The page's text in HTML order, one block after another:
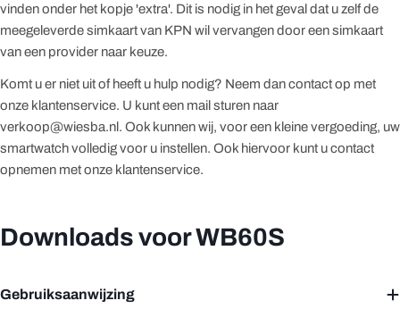
vinden onder het kopje 'extra'. Dit is nodig in het geval dat u zelf de
meegeleverde simkaart van KPN wil vervangen door een simkaart
van een provider naar keuze.
Komt u er niet uit of heeft u hulp nodig? Neem dan contact op met
onze klantenservice. U kunt een mail sturen naar
verkoop@wiesba.nl. Ook kunnen wij, voor een kleine vergoeding, uw
smartwatch volledig voor u instellen. Ook hiervoor kunt u contact
opnemen met onze klantenservice.
Downloads voor WB60S
Gebruiksaanwijzing